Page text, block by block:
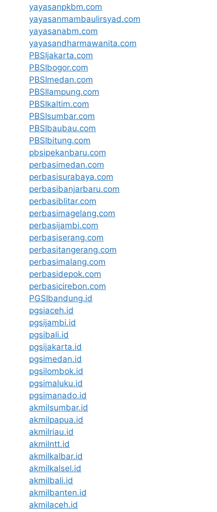
yayasanpkbm.com
yayasanmambaulirsyad.com
yayasanabm.com
yayasandharmawanita.com
PBSIjakarta.com
PBSIbogor.com
PBSImedan.com
PBSIlampung.com
PBSIkaltim.com
PBSIsumbar.com
PBSIbaubau.com
PBSIbitung.com
pbsipekanbaru.com
perbasimedan.com
perbasisurabaya.com
perbasibanjarbaru.com
perbasiblitar.com
perbasimagelang.com
perbasijambi.com
perbasiserang.com
perbasitangerang.com
perbasimalang.com
perbasidepok.com
perbasicirebon.com
PGSIbandung.id
pgsiaceh.id
pgsijambi.id
pgsibali.id
pgsijakarta.id
pgsimedan.id
pgsilombok.id
pgsimaluku.id
pgsimanado.id
akmilsumbar.id
akmilpapua.id
akmilriau.id
akmilntt.id
akmilkalbar.id
akmilkalsel.id
akmilbali.id
akmilbanten.id
akmilaceh.id